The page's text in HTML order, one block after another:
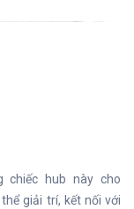
chiếc hub này cho
giải trí, kết nối với